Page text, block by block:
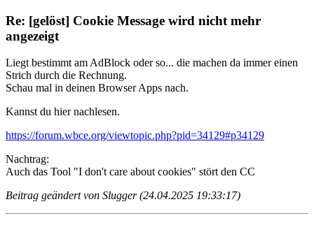
Re: [gelöst] Cookie Message wird nicht mehr
angezeigt
Liegt bestimmt am AdBlock oder so... die machen da immer einen
Strich durch die Rechnung.
Schau mal in deinen Browser Apps nach.
Kannst du hier nachlesen.
https://forum.wbce.org/viewtopic.php?pid=34129#p34129
Nachtrag:
Auch das Tool "I don't care about cookies" stört den CC
Beitrag geändert von Slugger (24.04.2025 19:33:17)